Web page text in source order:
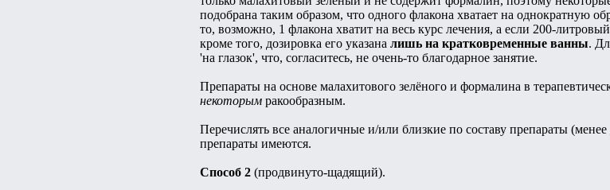
подобрана таким образом, что одного флакона хватает на однократную
то, возможно, 1 флакона хватит на весь курс лечения, а если 200-
кроме того, дозировка его указана лишь на кратковременные ванны.
'на глазок', что, согласитесь, не очень-то благодарное занятие.
Препараты на основе малахитового зелёного и формалина в
некоторым ракообразным.
Перечислять все аналогичные и/или близкие по составу препараты
препараты имеются.
Способ 2 (продвинуто-щадящий).